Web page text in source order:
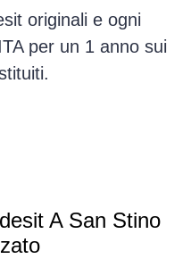
originali e ogni
per un 1 anno sui
A San Stino